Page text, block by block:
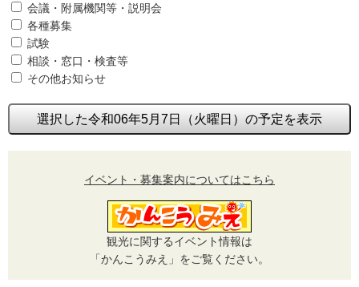
会議・附属機関等・説明会
各種募集
試験
相談・窓口・検査等
その他お知らせ
選択した令和06年5月7日（火曜日）の予定を表示
イベント・募集案内についてはこちら
観光に関するイベント情報は
「かんこうみえ」をご覧ください。